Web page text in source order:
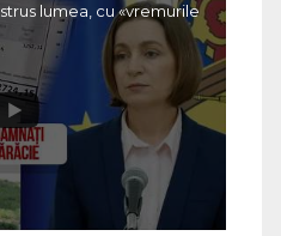
lumea, cu «vremurile